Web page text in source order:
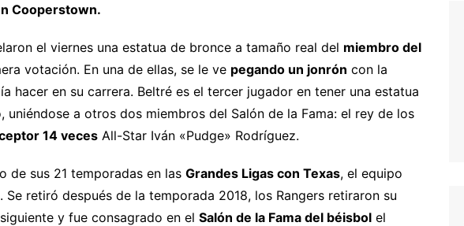
Cooperstown.
el viernes una estatua de bronce a tamaño real del miembro del
votación. En una de ellas, se le ve pegando un jonrón con la
hacer en su carrera. Beltré es el tercer jugador en tener una estatua
uniéndose a otros dos miembros del Salón de la Fama: el rey de los
14 veces All-Star Iván «Pudge» Rodríguez.
de sus 21 temporadas en las Grandes Ligas con Texas, el equipo
retiró después de la temporada 2018, los Rangers retiraron su
y fue consagrado en el Salón de la Fama del béisbol el